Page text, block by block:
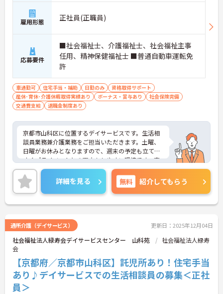
雇用形態 正社員(正職員)
応募要件
■社会福祉士、介護福祉士、社会福祉主事
任用、精神保健福祉士 ■普通自動車運転免
許
車通勤可 住宅手当・補助 日勤のみ
資格取得サポート
産休･育休･介護休暇取得実績あり
ボーナス・賞与あり
社会保険完備
交通費支給
退職金制度あり
京都市山科区に位置するデイサービスです。生活相
談員業務兼介護業務をご担当いただきます。土曜、
日曜がお休みとなりますので、週末の予定も立てや
すくプライベートとの両立もしやすい環境です。充
実した各種手当も魅力です。ご興味のある方には、
面接対策ポイントなど、さらに詳細をお話しいたし
ますのでお気軽にご相談ください！
詳細を見る 無料 紹介してもらう
通所介護（デイサービス） 更新日：2025年12月04日
社会福祉法人緑寿会デイサービスセンター 山科苑
社会福祉法人緑寿
会
【京都府／京都市山科区】託児所あり！住宅手当
あり♪デイサービスでの生活相談員の募集＜正社
員＞